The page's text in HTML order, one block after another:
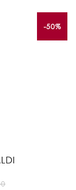
-50%